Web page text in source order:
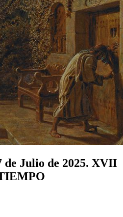
de Julio de 2025. XVII